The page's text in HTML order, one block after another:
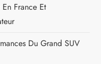
France Et
Du Grand SUV